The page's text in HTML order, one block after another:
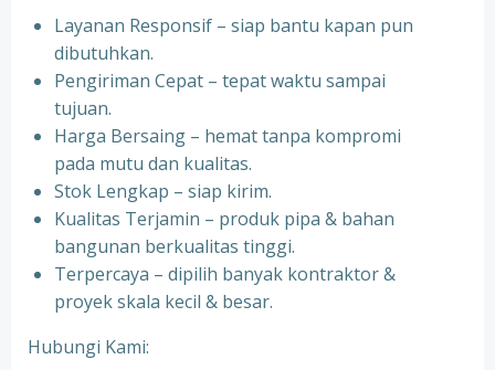
Layanan Responsif – siap bantu kapan pun
dibutuhkan.
Pengiriman Cepat – tepat waktu sampai
tujuan.
Harga Bersaing – hemat tanpa kompromi
pada mutu dan kualitas.
Stok Lengkap – siap kirim.
Kualitas Terjamin – produk pipa & bahan
bangunan berkualitas tinggi.
Terpercaya – dipilih banyak kontraktor &
proyek skala kecil & besar.
Hubungi Kami: